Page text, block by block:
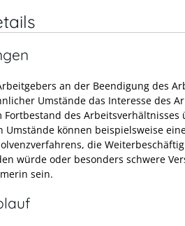
an der Beendigung des
Umstände das Interesse des
des Arbeitsverhältnisses
Umstände können beispielsweise
die
würde oder besonders schwere
sein.